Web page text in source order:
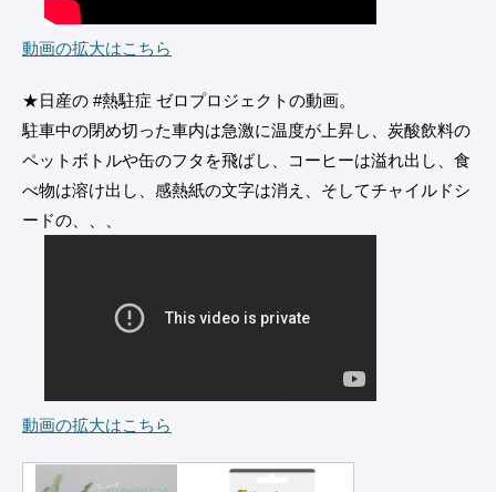
動画の拡大はこちら
★日産の #熱駐症 ゼロプロジェクトの動画。
駐車中の閉め切った車内は急激に温度が上昇し、炭酸飲料の
ペットボトルや缶のフタを飛ばし、コーヒーは溢れ出し、食
べ物は溶け出し、感熱紙の文字は消え、そしてチャイルドシ
ードの、、、
動画の拡大はこちら